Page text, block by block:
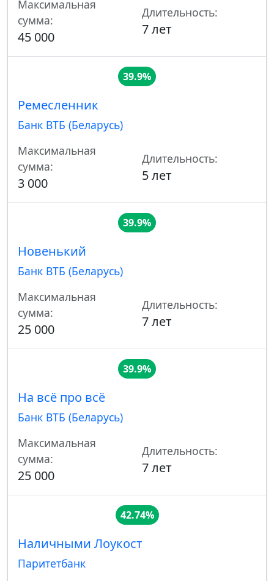
Максимальная
сумма:
45 000
Длительность:
7 лет
39.9%
Ремесленник
Банк ВТБ (Беларусь)
Максимальная
сумма:
3 000
Длительность:
5 лет
39.9%
Новенький
Банк ВТБ (Беларусь)
Максимальная
сумма:
25 000
Длительность:
7 лет
39.9%
На всё про всё
Банк ВТБ (Беларусь)
Максимальная
сумма:
25 000
Длительность:
7 лет
42.74%
Наличными Лоукост
Паритетбанк